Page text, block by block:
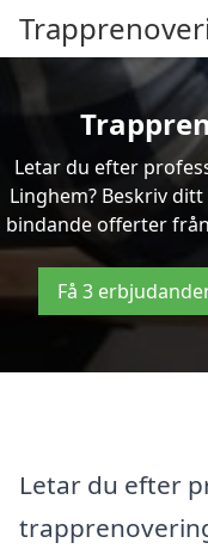
Letar du efter
Linghem? Beskriv
bindande offerter
Få 3
Letar du efter